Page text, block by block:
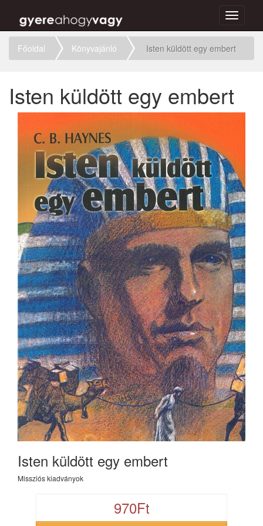
Toggle
Főoldal
Könyvajánló Isten küldött egy embert
Isten küldött egy embert
Isten küldött egy embert
Missziós kiadványok
970Ft